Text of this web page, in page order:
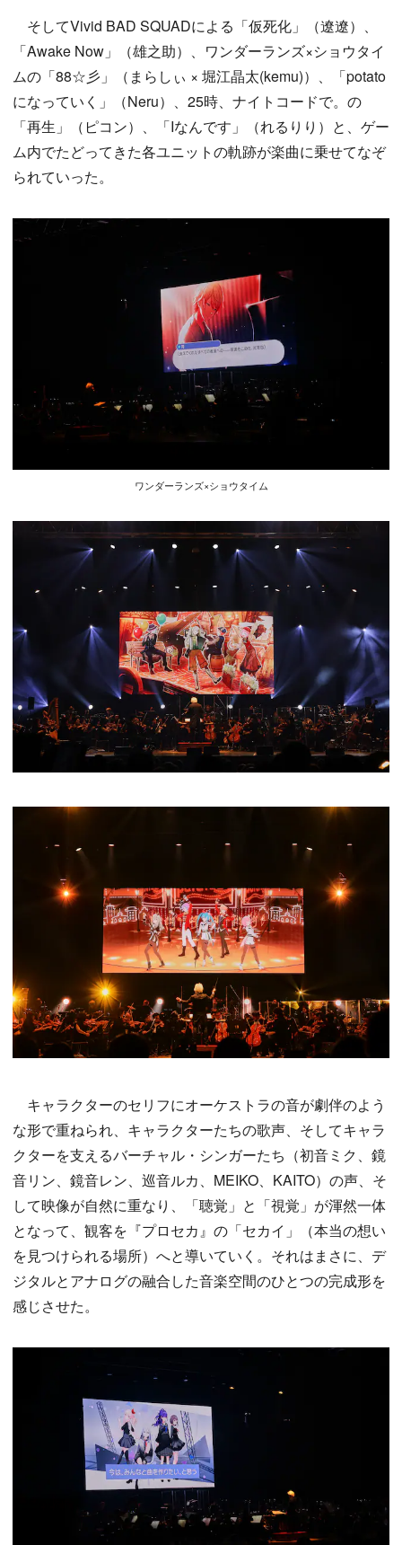
そしてVivid BAD SQUADによる「仮死化」（遼遼）、
「Awake Now」（雄之助）、ワンダーランズ×ショウタイ
ムの「88☆彡」（まらしぃ × 堀江晶太(kemu)）、「potato
になっていく」（Neru）、25時、ナイトコードで。の
「再生」（ピコン）、「Iなんです」（れるりり）と、ゲー
ム内でたどってきた各ユニットの軌跡が楽曲に乗せてなぞ
られていった。
ワンダーランズ×ショウタイム
キャラクターのセリフにオーケストラの音が劇伴のよう
な形で重ねられ、キャラクターたちの歌声、そしてキャラ
クターを支えるバーチャル・シンガーたち（初音ミク、鏡
音リン、鏡音レン、巡音ルカ、MEIKO、KAITO）の声、そ
して映像が自然に重なり、「聴覚」と「視覚」が渾然一体
となって、観客を『プロセカ』の「セカイ」（本当の想い
を見つけられる場所）へと導いていく。それはまさに、デ
ジタルとアナログの融合した音楽空間のひとつの完成形を
感じさせた。